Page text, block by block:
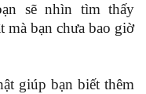
sẽ nhìn tìm thấy
bạn chưa bao giờ
giúp bạn biết thêm